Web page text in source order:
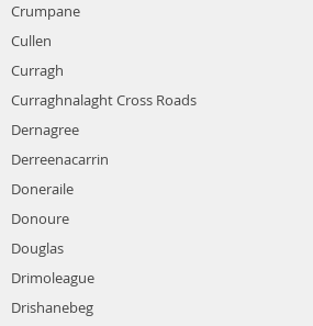
Crumpane
Cullen
Curragh
Curraghnalaght Cross Roads
Dernagree
Derreenacarrin
Doneraile
Donoure
Douglas
Drimoleague
Drishanebeg